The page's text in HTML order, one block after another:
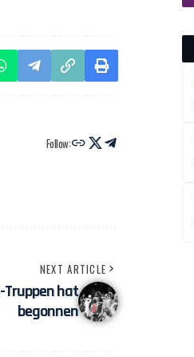
Follow:
NEXT ARTICLE
Truppen hat
begonnen